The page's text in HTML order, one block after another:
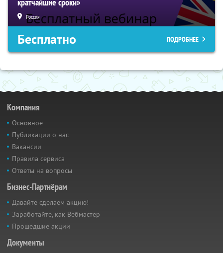
кратчайшие сроки»
Россия
Бесплатно ПОДРОБНЕЕ
Компания
Основное
Публикации о нас
Вакансии
Правила сервиса
Ответы на вопросы
Бизнес-Партнёрам
Давайте сделаем акцию!
Заработайте, как Вебмастер
Прошедшие акции
Документы